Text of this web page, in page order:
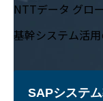
NTTデータ グロ
基幹システム活
SAPシステ